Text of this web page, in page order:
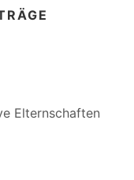
Elternschaften